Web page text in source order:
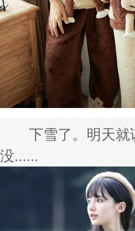
下雪了。明天就该
没......